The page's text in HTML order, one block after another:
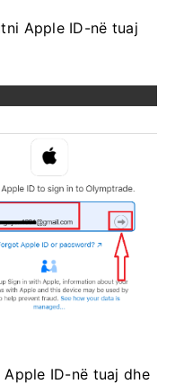
Apple ID-në tuaj
ID-në tuaj dhe